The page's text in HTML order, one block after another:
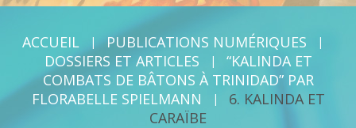
ACCUEIL
PUBLICATIONS NUMÉRIQUES
DOSSIERS ET ARTICLES
“KALINDA ET
COMBATS DE BÂTONS À TRINIDAD” PAR
FLORABELLE SPIELMANN
6. KALINDA ET
CARAÏBE